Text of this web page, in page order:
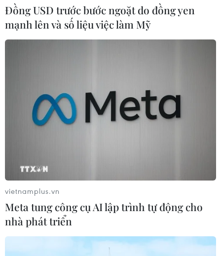
#Thương vong
#Nhà xe Quỳnh Hương
#Lao xuống vực
#Khắc phục hậu quả TP. Đà Nẵng
Theo dõi VietnamPlus
Xe tải cẩu tông sập cầu Đắk Lung tại Đồng Nai,
Đồng USD trước bước ngoặt do đồng yen
mạnh lên và số liệu việc làm Mỹ
vietnamplus.vn
Meta tung công cụ AI lập trình tự động cho
nhà phát triển